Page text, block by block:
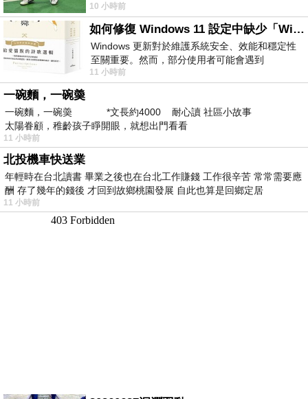
龍............. 跨境群
10 小時前
如何修復 Windows 11 設定中缺少「Windows 更新」？
Windows 更新對於維護系統安全、效能和穩定性
至關重要。然而，部分使用者可能會遇到
Windows 11 設定應用程式中缺少「Windows 更
新」
11 小時前
一碗麵，一碗羮
一碗麵，一碗羮 *文長約4000 耐心讀 社區小故事
太陽眷顧，稚齡孩子睜開眼，就想出門看看
11 小時前
北投機車快送業
年輕時在台北讀書 畢業之後也在台北工作賺錢 工作很辛苦 常常需要應
酬 存了幾年的錢後 才回到故鄉桃園發展 自此也算是回鄉定居
11 小時前